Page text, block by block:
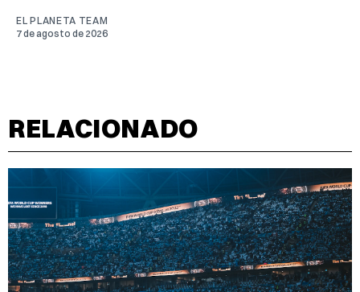
EL PLANETA TEAM
7 de agosto de 2026
RELACIONADO